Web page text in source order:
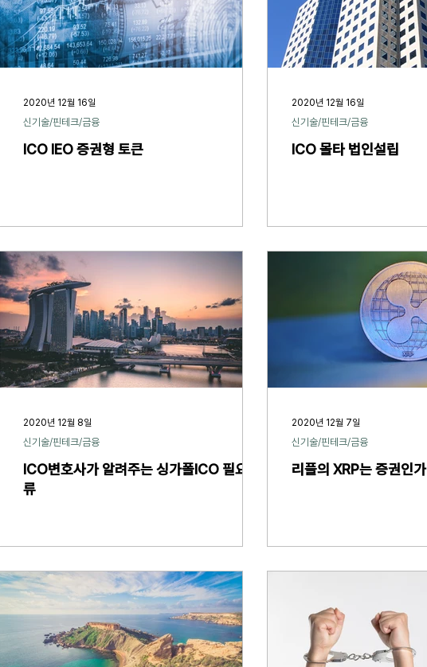
ICO IEO 증권형 토큰
신기술/핀테크/금융
2020년 12월 16일
ICO 몰타 법인설립
신기술/핀테크/금융
2020년 12월 16일
ICO변호사가 알려주는 싱가폴ICO 필요서
류
신기술/핀테크/금융
2020년 12월 8일
리플의 XRP는 증권인가
신기술/핀테크/금융
2020년 12월 7일